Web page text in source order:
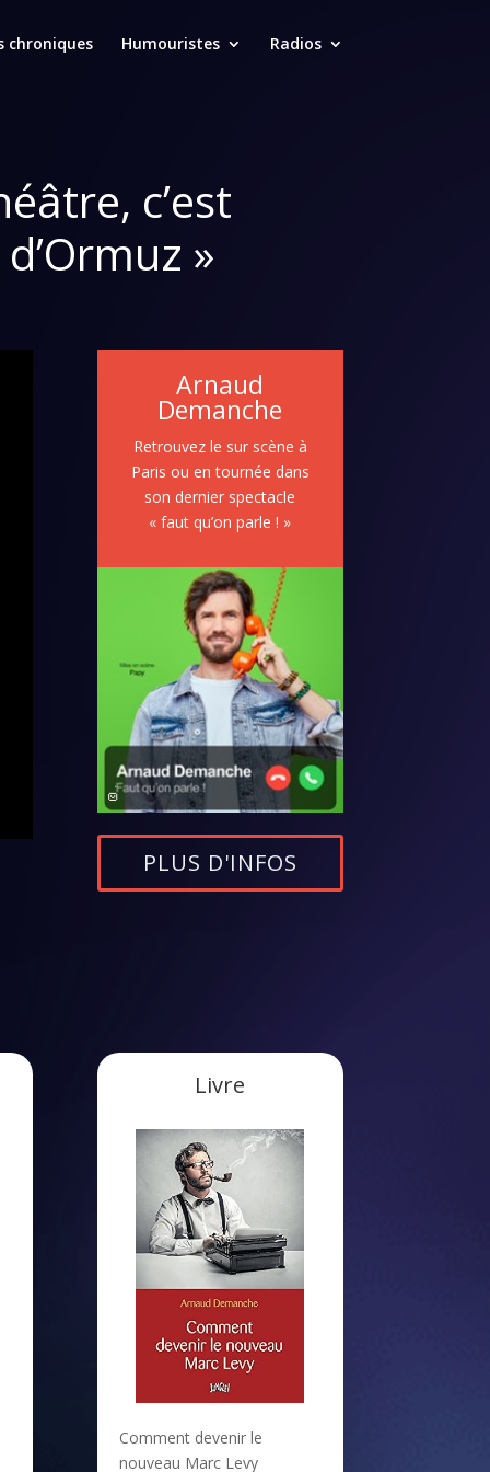
chroniques Humouristes Radios
c’est
»
Arnaud
Demanche
Retrouvez le sur scène à
Paris ou en tournée dans
son dernier spectacle
« faut qu’on parle ! »
PLUS D'INFOS
Livre
Comment devenir le
nouveau Marc Levy